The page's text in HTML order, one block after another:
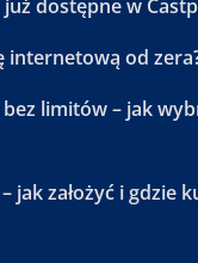
już dostępne w
internetową od
limitów – jak
jak założyć i gdzie